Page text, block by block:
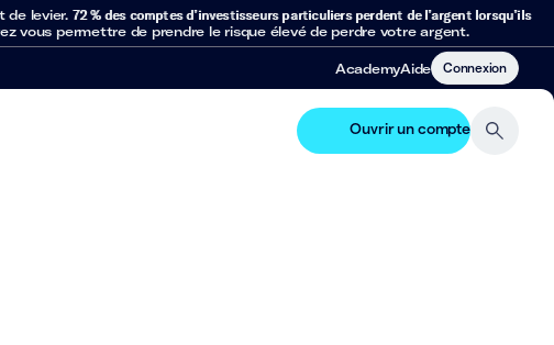
de levier. 72 % des comptes d’investisseurs particuliers perdent de l’argent lorsqu’ils
vous permettre de prendre le risque élevé de perdre votre argent.
AcademyAide Connexion
Ouvrir un compte